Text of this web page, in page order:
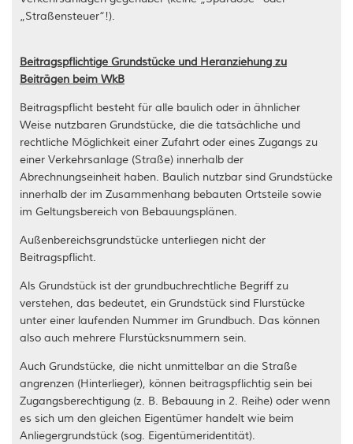
„Straßensteuer“!).
Beitragspflichtige Grundstücke und Heranziehung zu
Beiträgen beim WkB
Beitragspflicht besteht für alle baulich oder in ähnlicher
Weise nutzbaren Grundstücke, die die tatsächliche und
rechtliche Möglichkeit einer Zufahrt oder eines Zugangs zu
einer Verkehrsanlage (Straße) innerhalb der
Abrechnungseinheit haben. Baulich nutzbar sind Grundstücke
innerhalb der im Zusammenhang bebauten Ortsteile sowie
im Geltungsbereich von Bebauungsplänen.
Außenbereichsgrundstücke unterliegen nicht der
Beitragspflicht.
Als Grundstück ist der grundbuchrechtliche Begriff zu
verstehen, das bedeutet, ein Grundstück sind Flurstücke
unter einer laufenden Nummer im Grundbuch. Das können
also auch mehrere Flurstücksnummern sein.
Auch Grundstücke, die nicht unmittelbar an die Straße
angrenzen (Hinterlieger), können beitragspflichtig sein bei
Zugangsberechtigung (z. B. Bebauung in 2. Reihe) oder wenn
es sich um den gleichen Eigentümer handelt wie beim
Anliegergrundstück (sog. Eigentümeridentität).